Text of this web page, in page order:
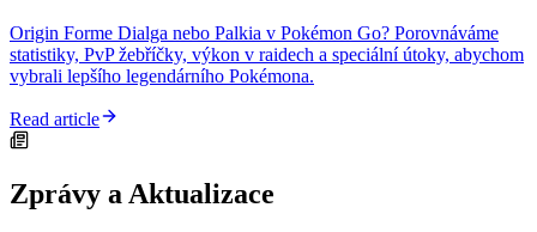
Origin Forme Dialga nebo Palkia v Pokémon Go? Porovnáváme
statistiky, PvP žebříčky, výkon v raidech a speciální útoky, abychom
vybrali lepšího legendárního Pokémona.
Read article
Zprávy a Aktualizace